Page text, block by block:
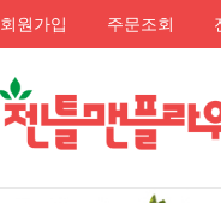
회원가입 주문조회